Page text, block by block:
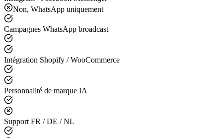
Non, WhatsApp uniquement
Campagnes WhatsApp broadcast
Intégration Shopify / WooCommerce
Personnalité de marque IA
Support FR / DE / NL